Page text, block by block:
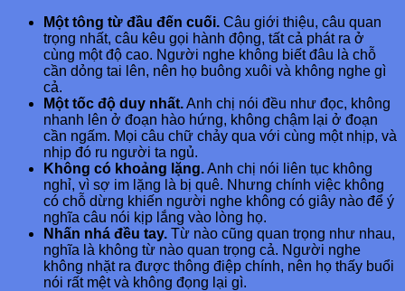
Một tông từ đầu đến cuối. Câu giới thiệu, câu quan
trọng nhất, câu kêu gọi hành động, tất cả phát ra ở
cùng một độ cao. Người nghe không biết đâu là chỗ
cần dỏng tai lên, nên họ buông xuôi và không nghe gì
cả.
Một tốc độ duy nhất.Anh chị nói đều như đọc, không
nhanh lên ở đoạn hào hứng, không chậm lại ở đoạn
cần ngấm. Mọi câu chữ chảy qua với cùng một nhịp, và
nhịp đó ru người ta ngủ.
Không có khoảng lặng.Anh chị nói liên tục không
nghỉ, vì sợ im lặng là bị quê. Nhưng chính việc không
có chỗ dừng khiến người nghe không có giây nào để ý
nghĩa câu nói kịp lắng vào lòng họ.
Nhấn nhá đều tay. Từ nào cũng quan trọng như nhau,
nghĩa là không từ nào quan trọng cả. Người nghe
không nhặt ra được thông điệp chính, nên họ thấy buổi
nói rất mệt và không đọng lại gì.